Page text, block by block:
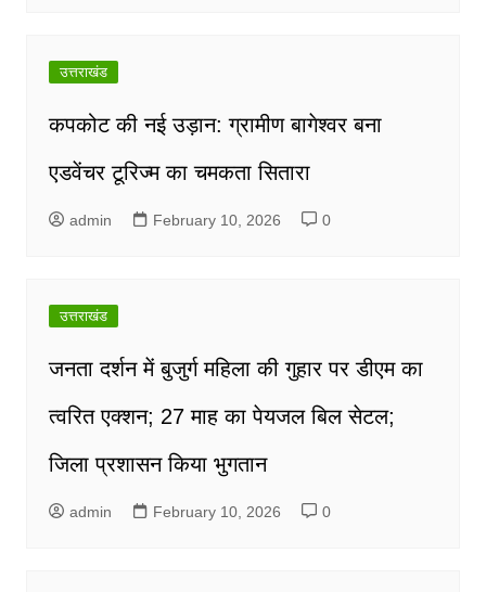
उत्तराखंड
कपकोट की नई उड़ान: ग्रामीण बागेश्वर बना
एडवेंचर टूरिज्म का चमकता सितारा
admin February 10, 2026 0
उत्तराखंड
जनता दर्शन में बुजुर्ग महिला की गुहार पर डीएम का
त्वरित एक्शन; 27 माह का पेयजल बिल सेटल;
जिला प्रशासन किया भुगतान
admin February 10, 2026 0